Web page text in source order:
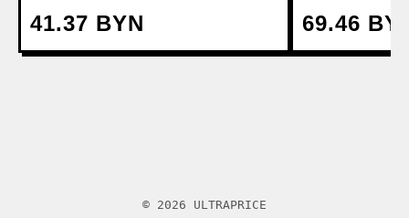
41.37 BYN 69.46
© 2026 ULTRAPRICE